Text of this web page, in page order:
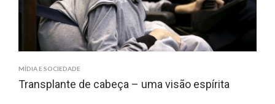
MÍDIA E SOCIEDADE
Transplante de cabeça – uma visão espírita